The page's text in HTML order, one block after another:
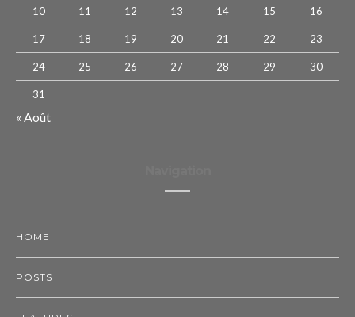
10 11 12 13 14 15 16
17 18 19 20 21 22 23
24 25 26 27 28 29 30
31
« Août
HOME
POSTS